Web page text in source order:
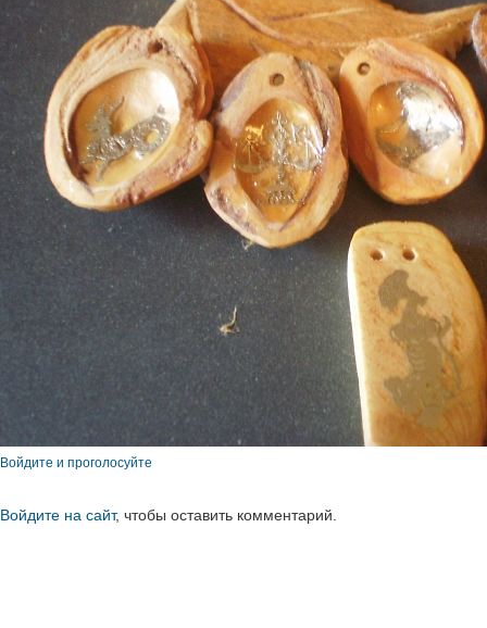
Войдите и проголосуйте
Войдите на сайт, чтобы оставить комментарий.